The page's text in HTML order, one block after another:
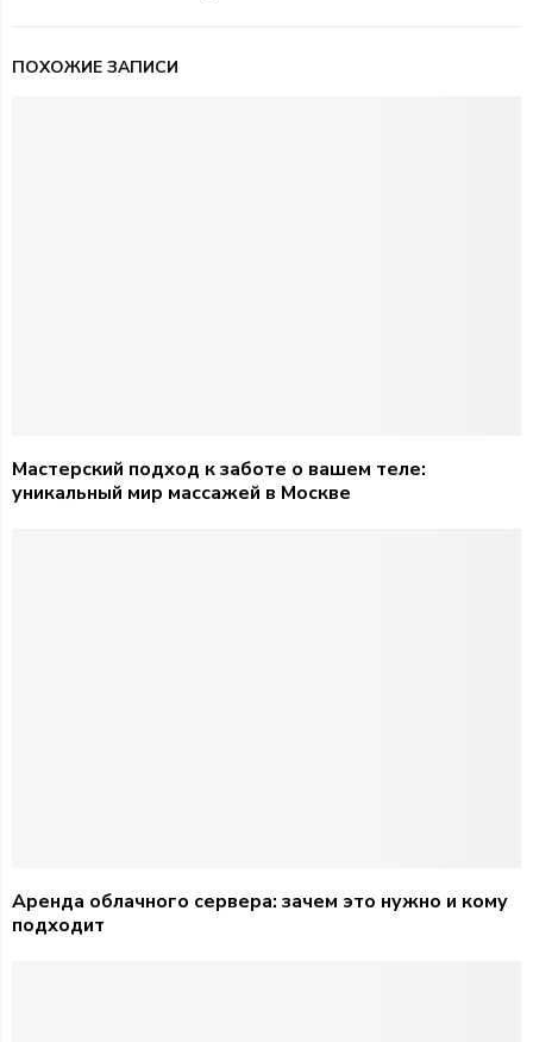
ПОХОЖИЕ ЗАПИСИ
Мастерский подход к заботе о вашем теле:
уникальный мир массажей в Москве
Аренда облачного сервера: зачем это нужно и кому
подходит